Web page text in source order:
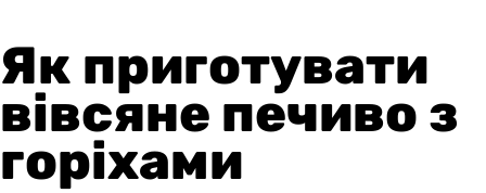
Як приготувати
вівсяне печиво з
горіхами